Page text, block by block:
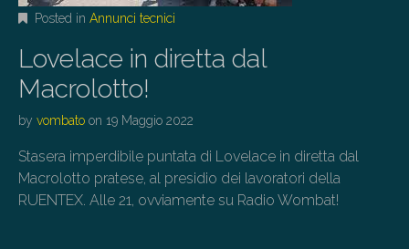
Posted in Annunci tecnici
Lovelace in diretta dal
Macrolotto!
by vombato on 19 Maggio 2022
Stasera imperdibile puntata di Lovelace in diretta dal
Macrolotto pratese, al presidio dei lavoratori della
RUENTEX. Alle 21, ovviamente su Radio Wombat!